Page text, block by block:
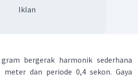
Iklan
bergerak harmonik sederhana
dan periode 0,4 sekon. Gaya